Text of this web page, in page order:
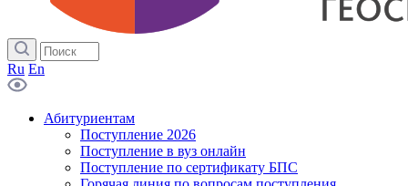
Ru En
Абитуриентам
Поступление 2026
Поступление в вуз онлайн
Поступление по сертификату БПС